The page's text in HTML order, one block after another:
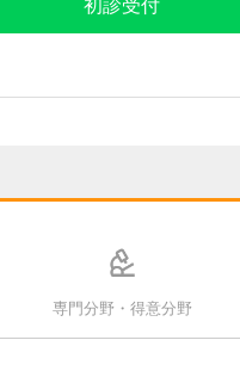
初診受付
専門分野・得意分野